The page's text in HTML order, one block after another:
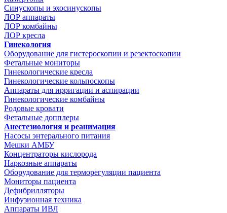
Синускопы и эхосинускопы
ЛОР аппараты
ЛОР комбайны
ЛОР кресла
Гинекология
Оборудование для гистероскопии и резектоскопии
Фетальные мониторы
Гинекологические кресла
Гинекологические кольпоскопы
Аппараты для ирригации и аспирации
Гинекологические комбайны
Родовые кровати
Фетальные допплеры
Анестезиология и реанимация
Насосы энтерального питания
Мешки АМБУ
Концентраторы кислорода
Наркозные аппараты
Оборудование для терморегуляции пациента
Мониторы пациента
Дефибрилляторы
Инфузионная техника
Аппараты ИВЛ